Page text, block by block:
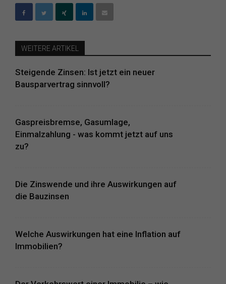
WEITERE ARTIKEL
Steigende Zinsen: Ist jetzt ein neuer
Bausparvertrag sinnvoll?
Gaspreisbremse, Gasumlage,
Einmalzahlung - was kommt jetzt auf uns
zu?
Die Zinswende und ihre Auswirkungen auf
die Bauzinsen
Welche Auswirkungen hat eine Inflation auf
Immobilien?